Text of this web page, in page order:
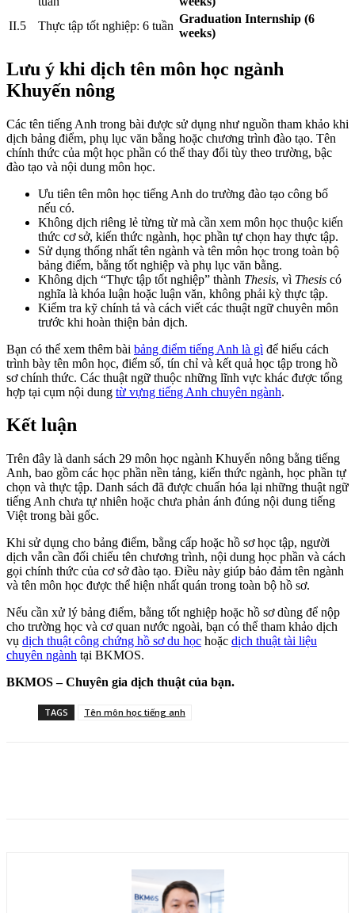
II.5
Thực tập tốt nghiệp: 6 tuần
Graduation Internship (6
weeks)
Lưu ý khi dịch tên môn học ngành
Khuyến nông
Các tên tiếng Anh trong bài được sử dụng như nguồn tham khảo khi
dịch bảng điểm, phụ lục văn bằng hoặc chương trình đào tạo. Tên
chính thức của một học phần có thể thay đổi tùy theo trường, bậc
đào tạo và nội dung môn học.
Ưu tiên tên môn học tiếng Anh do trường đào tạo công bố
nếu có.
Không dịch riêng lẻ từng từ mà cần xem môn học thuộc kiến
thức cơ sở, kiến thức ngành, học phần tự chọn hay thực tập.
Sử dụng thống nhất tên ngành và tên môn học trong toàn bộ
bảng điểm, bằng tốt nghiệp và phụ lục văn bằng.
Không dịch “Thực tập tốt nghiệp” thành Thesis, vì Thesis có
nghĩa là khóa luận hoặc luận văn, không phải kỳ thực tập.
Kiểm tra kỹ chính tả và cách viết các thuật ngữ chuyên môn
trước khi hoàn thiện bản dịch.
Bạn có thể xem thêm bài bảng điểm tiếng Anh là gì để hiểu cách
trình bày tên môn học, điểm số, tín chỉ và kết quả học tập trong hồ
sơ chính thức. Các thuật ngữ thuộc những lĩnh vực khác được tổng
hợp tại cụm nội dung từ vựng tiếng Anh chuyên ngành.
Kết luận
Trên đây là danh sách 29 môn học ngành Khuyến nông bằng tiếng
Anh, bao gồm các học phần nền tảng, kiến thức ngành, học phần tự
chọn và thực tập. Danh sách đã được chuẩn hóa lại những thuật ngữ
tiếng Anh chưa tự nhiên hoặc chưa phản ánh đúng nội dung tiếng
Việt trong bài gốc.
Khi sử dụng cho bảng điểm, bằng cấp hoặc hồ sơ học tập, người
dịch vẫn cần đối chiếu tên chương trình, nội dung học phần và cách
gọi chính thức của cơ sở đào tạo. Điều này giúp bảo đảm tên ngành
và tên môn học được thể hiện nhất quán trong toàn bộ hồ sơ.
Nếu cần xử lý bảng điểm, bằng tốt nghiệp hoặc hồ sơ dùng để nộp
cho trường học và cơ quan nước ngoài, bạn có thể tham khảo dịch
vụ dịch thuật công chứng hồ sơ du học hoặc dịch thuật tài liệu
chuyên ngành tại BKMOS.
BKMOS – Chuyên gia dịch thuật của bạn.
TAGS Tên môn học tiếng anh